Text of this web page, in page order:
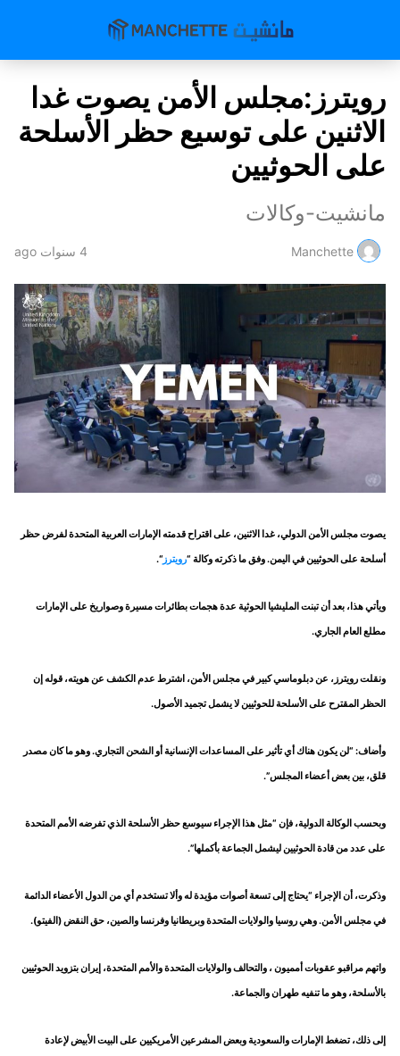
رويترز:مجلس الأمن يصوت غدا
الاثنين على توسيع حظر الأسلحة
على الحوثيين
مانشيت-وكالات
Manchette 4 سنوات ago
يصوت مجلس الأمن الدولي، غدا الاثنين، على اقتراح قدمته الإمارات العربية المتحدة لفرض حظر
أسلحة على الحوثيين في اليمن. وفق ما ذكرته وكالة “رويترز “.
ويأتي هذا، بعد أن تبنت المليشيا الحوثية عدة هجمات بطائرات مسيرة وصواريخ على الإمارات
مطلع العام الجاري.
ونقلت رويترز، عن دبلوماسي كبير في مجلس الأمن، اشترط عدم الكشف عن هويته، قوله إن
الحظر المقترح على الأسلحة للحوثيين لا يشمل تجميد الأصول.
وأضاف: “لن يكون هناك أي تأثير على المساعدات الإنسانية أو الشحن التجاري. وهو ما كان مصدر
قلق، بين بعض أعضاء المجلس”.
وبحسب الوكالة الدولية، فإن “مثل هذا الإجراء سيوسع حظر الأسلحة الذي تفرضه الأمم المتحدة
على عدد من قادة الحوثيين ليشمل الجماعة بأكملها”.
وذكرت، أن الإجراء “يحتاج إلى تسعة أصوات مؤيدة له وألا تستخدم أي من الدول الأعضاء الدائمة
في مجلس الأمن. وهي روسيا والولايات المتحدة وبريطانيا وفرنسا والصين، حق النقض (الفيتو).
واتهم مراقبو عقوبات أمميون ، والتحالف والولايات المتحدة والأمم المتحدة، إيران بتزويد الحوثيين
بالأسلحة، وهو ما تنفيه طهران والجماعة.
إلى ذلك، تضغط الإمارات والسعودية وبعض المشرعين الأمريكيين على البيت الأبيض لإعادة